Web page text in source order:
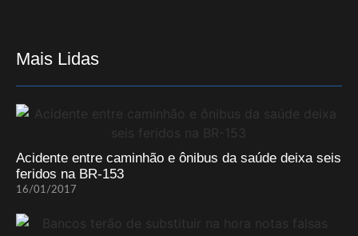
Mais Lidas
Acidente entre caminhão e ônibus da saúde deixa seis
feridos na BR-153
16/01/2017